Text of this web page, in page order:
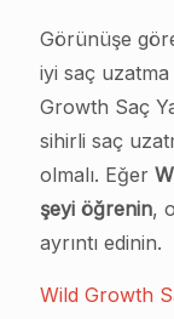
Görünüşe
iyi saç
Growth Saç
sihirli saç
olmalı. Eğer
şeyi öğrenin,
ayrıntı edinin.
Wild Growth